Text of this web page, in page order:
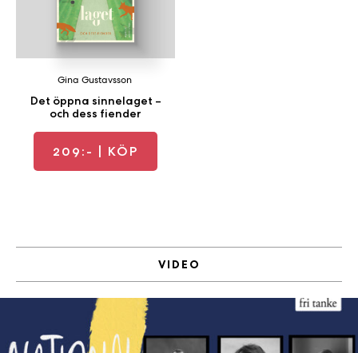
Det öppna sinnelaget –
och dess fiender
Gina Gustavsson
209:- | KÖP
VIDEO